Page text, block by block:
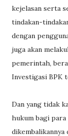
kejelasan serta
tindakan-
dengan
juga akan
pemerintah,
Investigasi BPK
Dan yang tidak
hukum bagi
dikembalikannya